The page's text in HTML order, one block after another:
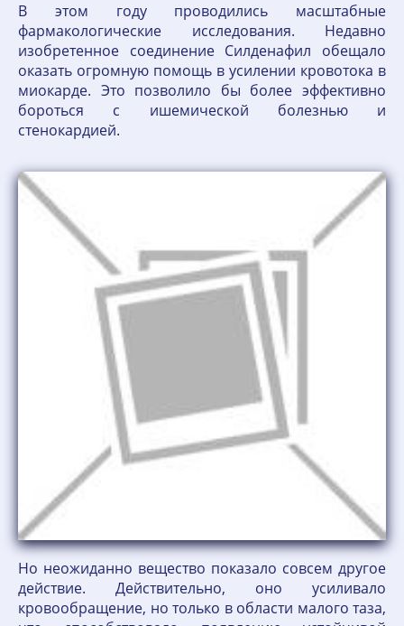
В этом году проводились масштабные
фармакологические исследования. Недавно
изобретенное соединение Силденафил обещало
оказать огромную помощь в усилении кровотока в
миокарде. Это позволило бы более эффективно
бороться с ишемической болезнью и
стенокардией.
Но неожиданно вещество показало совсем другое
действие. Действительно, оно усиливало
кровообращение, но только в области малого таза,